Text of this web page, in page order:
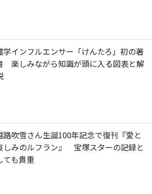
学インフルエンサー「けんたろ」初の著
楽しみながら知識が頭に入る図表と解
路吹雪さん生誕100年記念で復刊『愛と
しみのルフラン』 宝塚スターの記録と
ても貴重